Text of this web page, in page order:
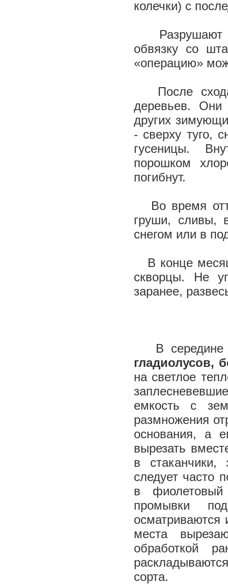
колечки)
Разрушают
обвязку со
«операцию»
После
деревьев. Они
других
- сверху туго,
гусеницы.
порошком
погибнут.
Во время
груши, сливы,
снегом или в
В конце
скворцы. Не
заранее,
В середине
гладиолусов,
на светлое
емкость с
размножения
основания, а
вырезать
в стаканчики,
следует часто
в
промывки
осматриваются
места
обработкой
сорта.